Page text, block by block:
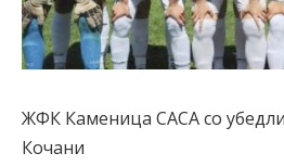
ЖФК Каменица САСА со
Кочани